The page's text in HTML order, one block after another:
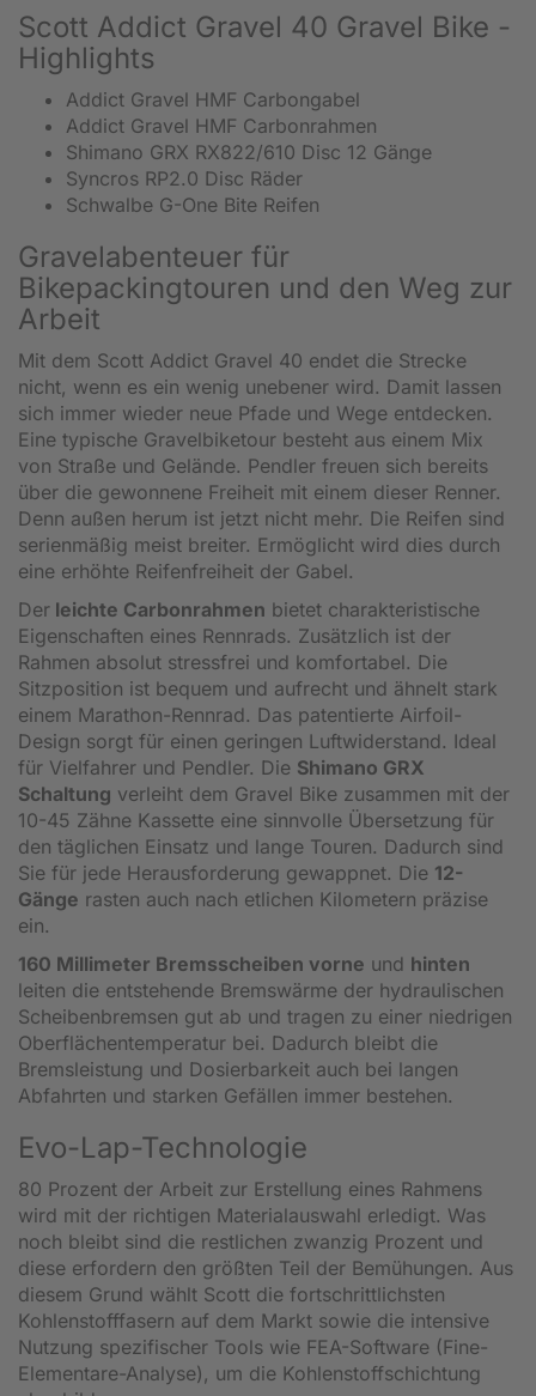
Scott Addict Gravel 40 Gravel Bike -
Highlights
Addict Gravel HMF Carbongabel
Addict Gravel HMF Carbonrahmen
Shimano GRX RX822/610 Disc 12 Gänge
Syncros RP2.0 Disc Räder
Schwalbe G-One Bite Reifen
Gravelabenteuer für
Bikepackingtouren und den Weg zur
Arbeit
Mit dem Scott Addict Gravel 40 endet die Strecke
nicht, wenn es ein wenig unebener wird. Damit lassen
sich immer wieder neue Pfade und Wege entdecken.
Eine typische Gravelbiketour besteht aus einem Mix
von Straße und Gelände. Pendler freuen sich bereits
über die gewonnene Freiheit mit einem dieser Renner.
Denn außen herum ist jetzt nicht mehr. Die Reifen sind
serienmäßig meist breiter. Ermöglicht wird dies durch
eine erhöhte Reifenfreiheit der Gabel.
Der leichte Carbonrahmen bietet charakteristische
Eigenschaften eines Rennrads. Zusätzlich ist der
Rahmen absolut stressfrei und komfortabel. Die
Sitzposition ist bequem und aufrecht und ähnelt stark
einem Marathon-Rennrad. Das patentierte Airfoil-
Design sorgt für einen geringen Luftwiderstand. Ideal
für Vielfahrer und Pendler. Die Shimano GRX
Schaltung verleiht dem Gravel Bike zusammen mit der
10-45 Zähne Kassette eine sinnvolle Übersetzung für
den täglichen Einsatz und lange Touren. Dadurch sind
Sie für jede Herausforderung gewappnet. Die 12-
Gänge rasten auch nach etlichen Kilometern präzise
ein.
160 Millimeter Bremsscheiben vorne und hinten
leiten die entstehende Bremswärme der hydraulischen
Scheibenbremsen gut ab und tragen zu einer niedrigen
Oberflächentemperatur bei. Dadurch bleibt die
Bremsleistung und Dosierbarkeit auch bei langen
Abfahrten und starken Gefällen immer bestehen.
Evo-Lap-Technologie
80 Prozent der Arbeit zur Erstellung eines Rahmens
wird mit der richtigen Materialauswahl erledigt. Was
noch bleibt sind die restlichen zwanzig Prozent und
diese erfordern den größten Teil der Bemühungen. Aus
diesem Grund wählt Scott die fortschrittlichsten
Kohlenstofffasern auf dem Markt sowie die intensive
Nutzung spezifischer Tools wie FEA-Software (Fine-
Elementare-Analyse), um die Kohlenstoffschichtung